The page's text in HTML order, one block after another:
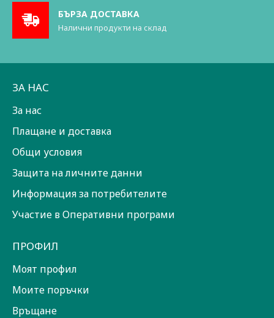
БЪРЗА ДОСТАВКА
Налични продукти на склад
ЗА НАС
За нас
Плащане и доставка
Общи условия
Защита на личните данни
Информация за потребителите
Участие в Оперативни програми
ПРОФИЛ
Моят профил
Моите поръчки
Връщане